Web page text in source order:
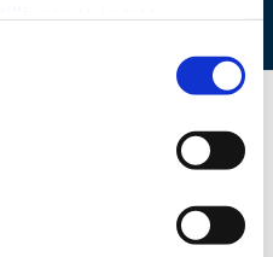
fra vores
at trykke på "Privacy
om din placering,